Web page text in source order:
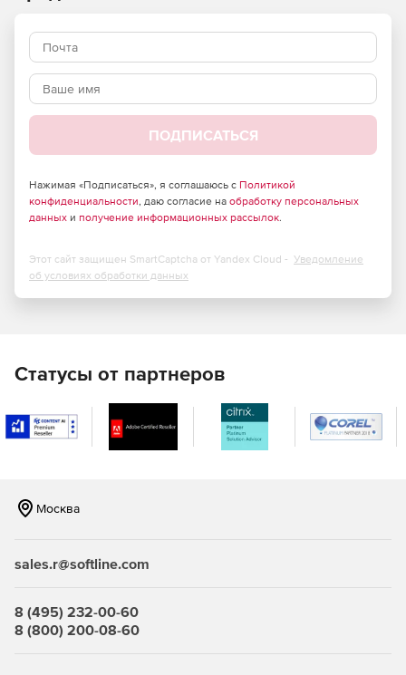
ПОДПИСАТЬСЯ
Нажимая «Подписаться», я соглашаюсь с Политикой
конфиденциальности, даю согласие на обработку персональных
данных и получение информационных рассылок.
Этот сайт защищен SmartCaptcha от Yandex Cloud - Уведомление
об условиях обработки данных
Статусы от партнеров
Москва
sales.r@softline.com
8 (495) 232-00-60
8 (800) 200-08-60